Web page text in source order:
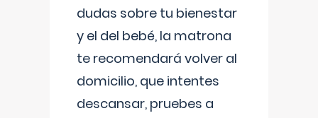
dudas sobre tu bienestar
y el del bebé, la matrona
te recomendará volver al
domicilio, que intentes
descansar, pruebes a